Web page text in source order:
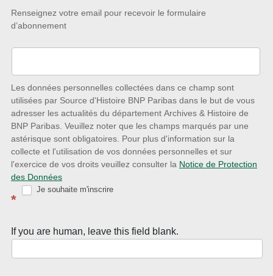
Restez
à
l’écoute
nouveautés
avec
la
Newsletter
Source
d’Histoire
Renseignez votre email pour recevoir le formulaire
d’abonnement
Les données personnelles collectées dans ce champ sont
utilisées par Source d'Histoire BNP Paribas dans le but de vous
adresser les actualités du département Archives & Histoire de
BNP Paribas. Veuillez noter que les champs marqués par une
astérisque sont obligatoires. Pour plus d'information sur la
collecte et l'utilisation de vos données personnelles et sur
l'exercice de vos droits veuillez consulter la Notice de Protection
des Données
*
Je souhaite m'inscrire
If you are human, leave this field blank.